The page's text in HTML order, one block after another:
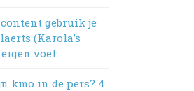
content gebruik je
(Karola’s
voet
kmo in de pers? 4